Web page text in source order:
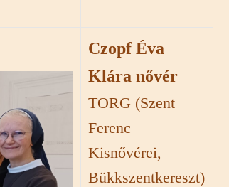
Czopf Éva
Klára nővér
TORG (Szent
Ferenc
Kisnővérei,
Bükkszentkereszt)